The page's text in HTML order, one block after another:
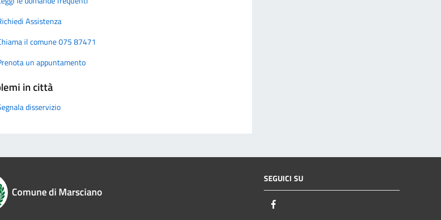
Assistenza
il comune 075 87471
un appuntamento
in città
disservizio
Comune di Marsciano
SEGUICI SU